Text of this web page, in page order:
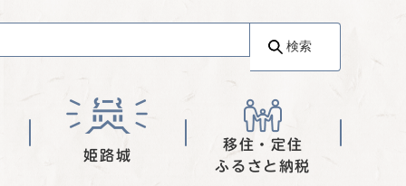
検索
姫路城
移住・定住
ふるさと納税